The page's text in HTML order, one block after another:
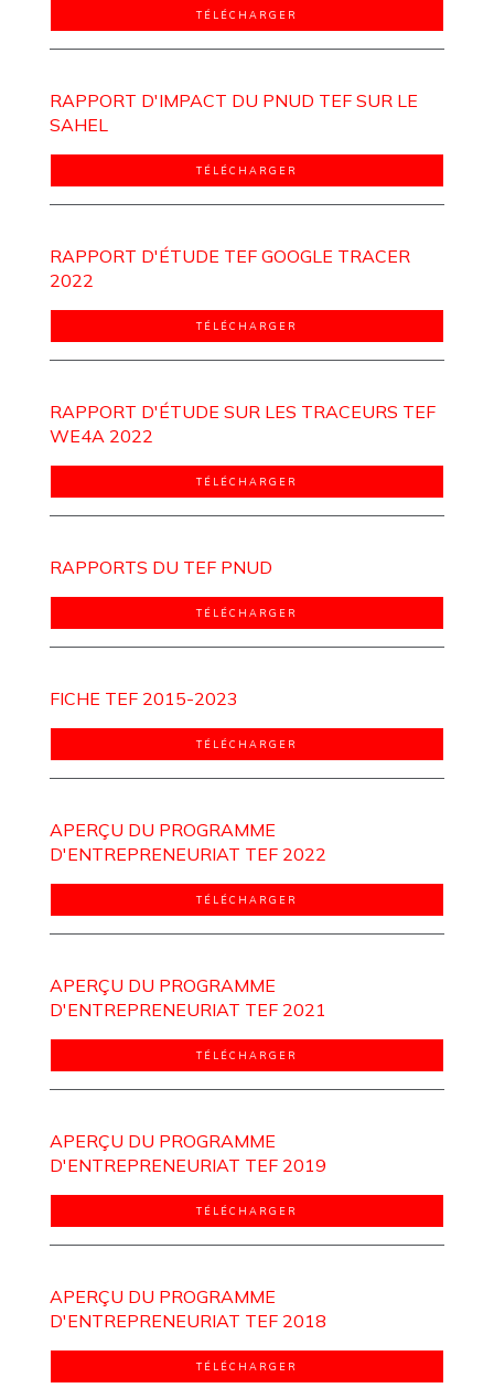
TÉLÉCHARGER
RAPPORT D'IMPACT DU PNUD TEF SUR LE
SAHEL
TÉLÉCHARGER
RAPPORT D'ÉTUDE TEF GOOGLE TRACER
2022
TÉLÉCHARGER
RAPPORT D'ÉTUDE SUR LES TRACEURS TEF
WE4A 2022
TÉLÉCHARGER
RAPPORTS DU TEF PNUD
TÉLÉCHARGER
FICHE TEF 2015-2023
TÉLÉCHARGER
APERÇU DU PROGRAMME
D'ENTREPRENEURIAT TEF 2022
TÉLÉCHARGER
APERÇU DU PROGRAMME
D'ENTREPRENEURIAT TEF 2021
TÉLÉCHARGER
APERÇU DU PROGRAMME
D'ENTREPRENEURIAT TEF 2019
TÉLÉCHARGER
APERÇU DU PROGRAMME
D'ENTREPRENEURIAT TEF 2018
TÉLÉCHARGER